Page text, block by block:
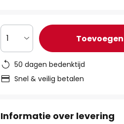
1
50 dagen bedenktijd
Snel & veilig betalen
Informatie over levering